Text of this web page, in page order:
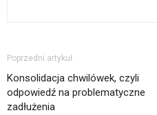
Poprzedni artykuł
Konsolidacja chwilówek, czyli
odpowiedź na problematyczne
zadłużenia